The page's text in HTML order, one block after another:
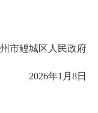
鲤城区人民政府
2026年1月8日